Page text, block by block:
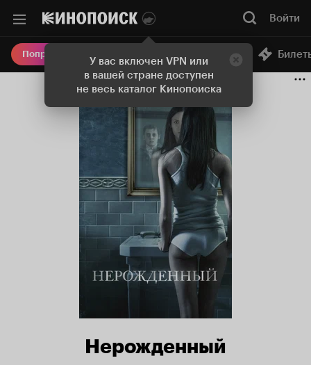
У вас включен VPN или
в вашей стране доступен
не весь каталог Кинопоиска
Войти
Попробовать Плюс Онлайн-кинотеатр
Нерожденный